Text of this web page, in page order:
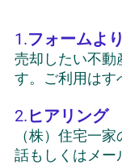
1.フォームよ
売却したい不動
す。ご利用はす
2.ヒアリング
（株）住宅一
話もしくはメー